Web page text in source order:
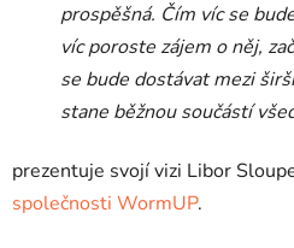
prospěšná. Čím víc se
víc poroste zájem o něj,
se bude dostávat mezi
stane běžnou součástí
prezentuje svojí vizi Libor
společnosti WormUP.